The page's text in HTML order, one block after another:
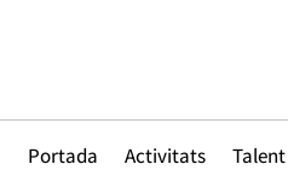
Portada Activitats